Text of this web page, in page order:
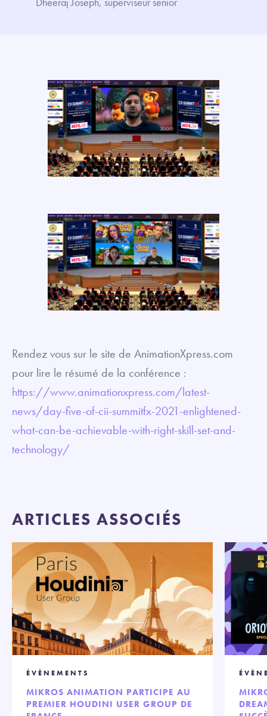
Rendez vous sur le site de AnimationXpress.com
pour lire le résumé de la conférence :
https://www.animationxpress.com/latest-
news/day-five-of-cii-summitfx-2021-enlightened-
what-can-be-achievable-with-right-skill-set-and-
technology/
ARTICLES ASSOCIÉS
ÉVÈNEMENTS
MIKROS ANIMATION PARTICIPE AU
PREMIER HOUDINI USER GROUP DE